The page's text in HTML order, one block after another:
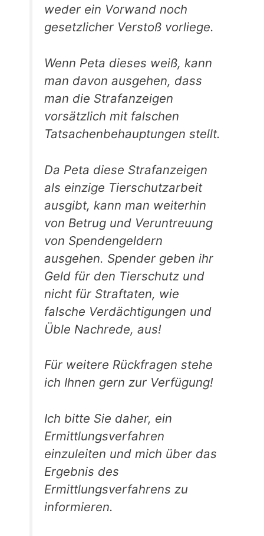
weder ein Vorwand noch
gesetzlicher Verstoß vorliege.
Wenn Peta dieses weiß, kann
man davon ausgehen, dass
man die Strafanzeigen
vorsätzlich mit falschen
Tatsachenbehauptungen stellt.
Da Peta diese Strafanzeigen
als einzige Tierschutzarbeit
ausgibt, kann man weiterhin
von Betrug und Veruntreuung
von Spendengeldern
ausgehen. Spender geben ihr
Geld für den Tierschutz und
nicht für Straftaten, wie
falsche Verdächtigungen und
Üble Nachrede, aus!
Für weitere Rückfragen stehe
ich Ihnen gern zur Verfügung!
Ich bitte Sie daher, ein
Ermittlungsverfahren
einzuleiten und mich über das
Ergebnis des
Ermittlungsverfahrens zu
informieren.